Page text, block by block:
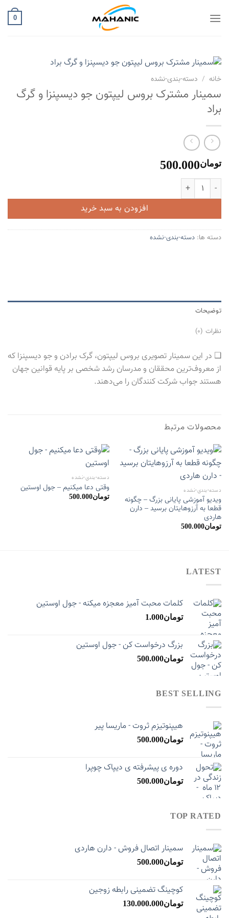
0
خانه / دسته-بندی-نشده
سمینار مشترک بروس لیپتون جو دیسپنزا و گرگ
براد
تومان500.000
افزودن به سبد خرید
دسته ها: دسته-بندی-نشده
توضیحات
نظرات (0)
‌‌‌‌‌❑ در این سمینار تصویری بروس لیپتون، گرک برادن و جو دیسپنزا که
از معروف‌ترین محققان و مدرسان رشد شخصی بر پایه قوانین جهان
هستند جواب شرکت کنندگان را می‌دهند.
محصولات مرتبط
دسته-بندی-نشده
ویدیو آموزشی پایانی بزرگ – چگونه
قطعا به آرزوهایتان برسید – دارن
هاردی
تومان500.000
دسته-بندی-نشده
وقتی دعا میکنیم – جول اوستین
تومان500.000
LATEST
کلمات محبت آمیز معجزه میکنه - جول اوستین
تومان1.000
بزرگ درخواست کن - جول اوستین
تومان500.000
BEST SELLING
هیپنوتیزم ثروت - ماریسا پیر
تومان500.000
دوره ی پیشرفته ی دیپاک چوپرا
تومان500.000
TOP RATED
سمینار اتصال فروش - دارن هاردی
تومان500.000
کوچینگ تضمینی رابطه زوجین
تومان130.000.000